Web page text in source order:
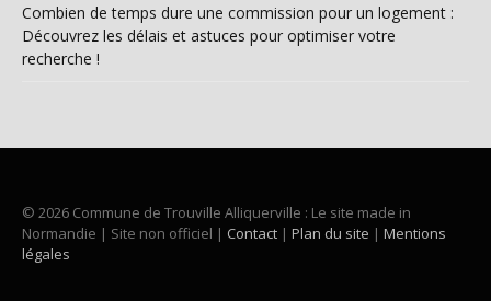
Combien de temps dure une commission pour un logement :
Découvrez les délais et astuces pour optimiser votre
recherche !
© 2026 Commune de Trouville Alliquerville : Le site made in
Normandie | Site non officiel | Contact | Plan du site | Mentions
légales